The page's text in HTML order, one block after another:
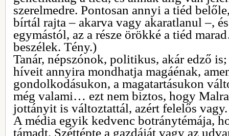
szerelmedre. Pontosan annyi a tiéd
bírtál rajta – akarva vagy akaratlanul –,
egymástól, az a része örökké a tiéd
beszélek. Tény.)
Tanár, népszónok, politikus, akár edző
híveit annyira mondhatja magáénak,
gondolkodásukon, a magatartásukon
még valami… ezt nem biztos, hogy
jottányit is változtattál, azért felelős vagy.
A média egyik kedvenc botránytémája,
támadt. Széttépte a gazdáját vagy az